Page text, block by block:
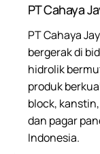
PT Cahaya
PT Cahaya
bergerak di
hidrolik
produk
block,
dan pagar
Indonesia.